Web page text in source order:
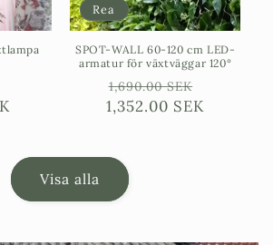
Försäljningspris
Rea
SPOT-WALL 60-120 cm LED-
armatur för växtväggar 120°
Ordinarie
pris
1,690.00 SEK
1,352.00 SEK
Visa alla